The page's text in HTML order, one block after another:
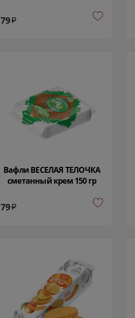
79
Вафли ВЕСЕЛАЯ ТЕЛОЧКА
сметанный крем 150 гр
79